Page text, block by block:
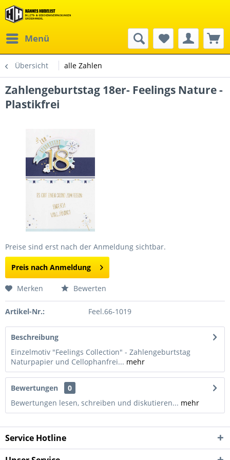
Menü
Übersicht alle Zahlen
Zahlengeburtstag 18er- Feelings Nature -
Plastikfrei
Preise sind erst nach der Anmeldung sichtbar.
Preis nach Anmeldung
Merken Bewerten
Artikel-Nr.: Feel.66-1019
Beschreibung
Einzelmotiv "Feelings Collection" - Zahlengeburtstag
Naturpapier und Cellophanfrei... mehr
Bewertungen
0
Bewertungen lesen, schreiben und diskutieren... mehr
Service Hotline